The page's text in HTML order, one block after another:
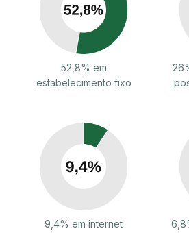
52,8% em
estabelecimento fixo
9,4% em internet